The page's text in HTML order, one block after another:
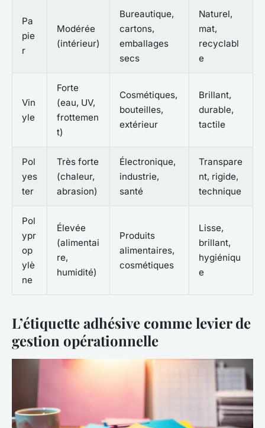
Pa
pie
r
Modérée
(intérieur)
Bureautique,
cartons,
emballages
secs
Naturel,
mat,
recyclabl
e
Vin
yle
Forte
(eau, UV,
frottemen
t)
Cosmétiques,
bouteilles,
extérieur
Brillant,
durable,
tactile
Pol
yes
ter
Très forte
(chaleur,
abrasion)
Électronique,
industrie,
santé
Transpare
nt, rigide,
technique
Pol
ypr
op
ylè
ne
Élevée
(alimentai
re,
humidité)
Produits
alimentaires,
cosmétiques
Lisse,
brillant,
hygiéniqu
e
L’étiquette adhésive comme levier de
gestion opérationnelle